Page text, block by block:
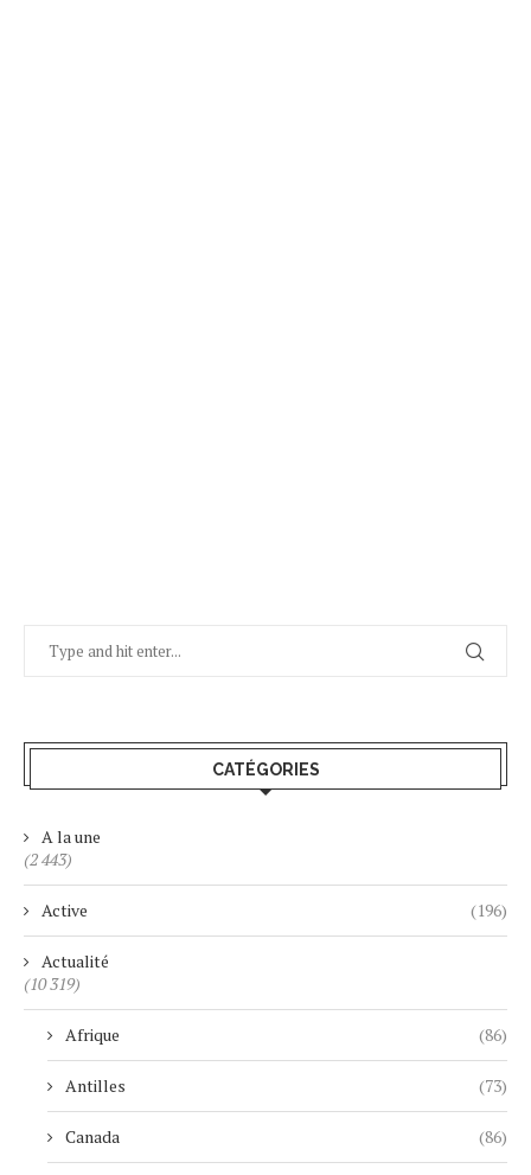
CATÉGORIES
A la une
(2 443)
Active (196)
Actualité
(10 319)
Afrique (86)
Antilles (73)
Canada (86)